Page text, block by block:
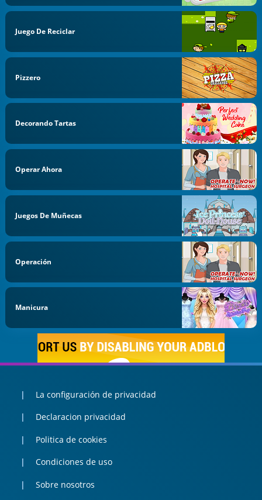
Juego De Reciclar
Pizzero
Decorando Tartas
Operar Ahora
Juegos De Muñecas
Operación
Manicura
La configuración de privacidad
Declaracion privacidad
Politica de cookies
Condiciones de uso
Sobre nosotros